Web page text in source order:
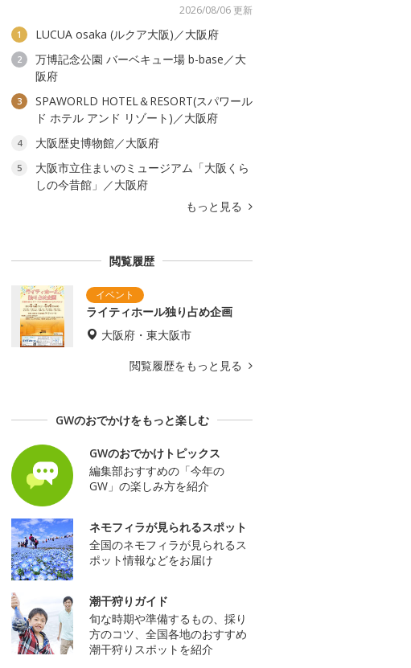
2026/08/06 更新
1 LUCUA osaka (ルクア大阪)／大阪府
2
万博記念公園 バーベキュー場 b-base／大
阪府
3
SPAWORLD HOTEL＆RESORT(スパワール
ド ホテル アンド リゾート)／大阪府
4 大阪歴史博物館／大阪府
5
大阪市立住まいのミュージアム「大阪くら
しの今昔館」／大阪府
もっと見る
閲覧履歴
ライティホール独り占め企画
大阪府・東大阪市
閲覧履歴をもっと見る
GWのおでかけをもっと楽しむ
GWのおでかけトピックス
編集部おすすめの「今年の
GW」の楽しみ方を紹介
ネモフィラが見られるスポット
全国のネモフィラが見られるス
ポット情報などをお届け
潮干狩りガイド
旬な時期や準備するもの、採り
方のコツ、全国各地のおすすめ
潮干狩りスポットを紹介